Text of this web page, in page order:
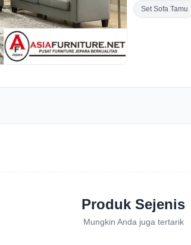
Set Sofa Tamu
Produk Sejenis
Mungkin Anda juga tertarik